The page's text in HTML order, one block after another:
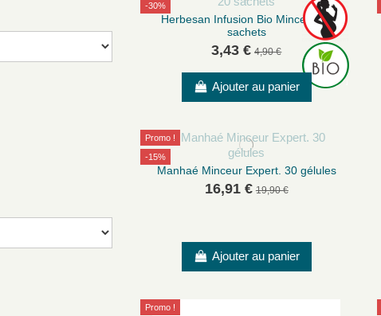
-30%
Herbesan Infusion Bio Minceur 20
sachets
3,43 € 4,90 €
Ajouter au panier
Promo !
-15%
Manhaé Minceur Expert. 30 gélules
16,91 € 19,90 €
Ajouter au panier
Promo !